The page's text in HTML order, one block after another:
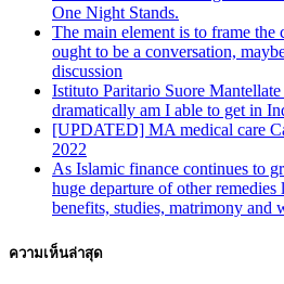
One Night Stands.
The main element is to frame
ought to be a conversation,
discussion
Istituto Paritario Suore
dramatically am I able to get in
[UPDATED] MA medical care
2022
As Islamic finance continues to
huge departure of other
benefits, studies, matrimony and
ความเห็นล่าสุด